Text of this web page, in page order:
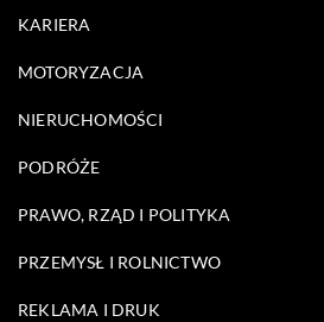
KARIERA
MOTORYZACJA
NIERUCHOMOŚCI
PODRÓŻE
PRAWO, RZĄD I POLITYKA
PRZEMYSŁ I ROLNICTWO
REKLAMA I DRUK